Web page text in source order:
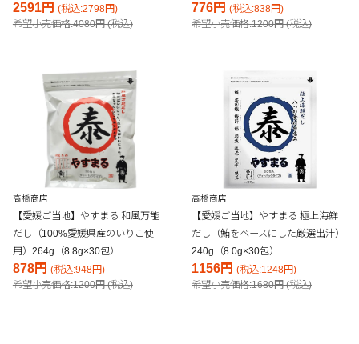
2591円 (税込:2798円)
希望小売価格:4080円 (税込)
776円 (税込:838円)
希望小売価格:1200円 (税込)
高橋商店
【愛媛ご当地】やすまる 和風万能
だし（100%愛媛県産のいりこ使
用）264g（8.8g×30包）
878円 (税込:948円)
希望小売価格:1200円 (税込)
高橋商店
【愛媛ご当地】やすまる 極上海鮮
だし（鮪をベースにした厳選出汁）
240g（8.0g×30包）
1156円 (税込:1248円)
希望小売価格:1680円 (税込)